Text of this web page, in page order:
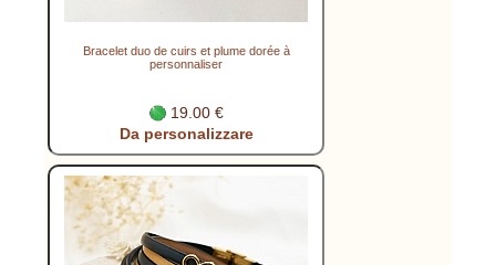
Bracelet duo de cuirs et plume dorée à
personnaliser
19.00 €
Da personalizzare